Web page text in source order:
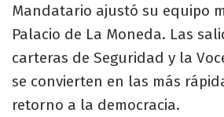
Mandatario ajustó su equipo
Palacio de La Moneda. Las
carteras de Seguridad y la
se convierten en las más
retorno a la democracia.